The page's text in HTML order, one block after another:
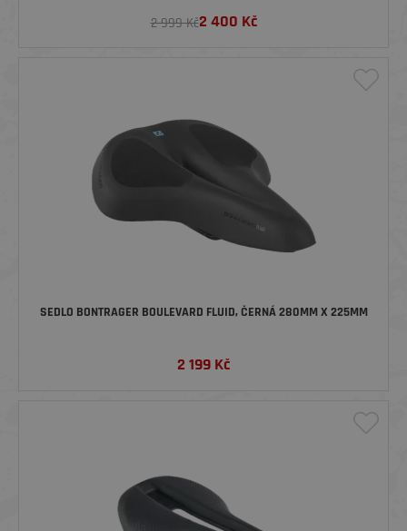
2 999 Kč2 400 Kč
SEDLO BONTRAGER BOULEVARD FLUID, ČERNÁ 280MM X 225MM
2 199 Kč